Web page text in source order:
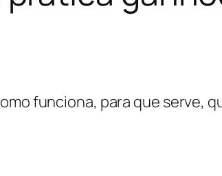
funciona, para que serve,